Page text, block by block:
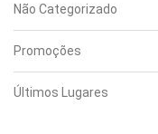
Não Categorizado
Promoções
Últimos Lugares